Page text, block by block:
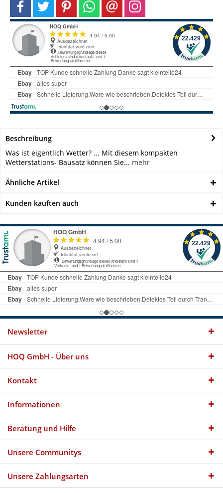
Beschreibung
Was ist eigentlich Wetter? ... Mit diesem kompakten
Wetterstations- Bausatz können Sie... mehr
Ähnliche Artikel
Kunden kauften auch
Newsletter
HOQ GmbH - Über uns
Kontakt
Informationen
Beratung und Hilfe
Unsere Communitys
Unsere Zahlungsarten